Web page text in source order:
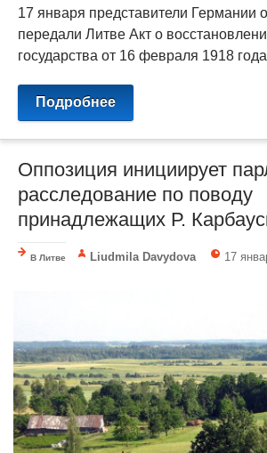
17 января представители Германии
передали Литве Акт о
государства от 16 февраля 1918
Подробнее
Оппозиция инициирует
расследование по поводу
принадлежащих Р.
В Литве Liudmila Davydova 17